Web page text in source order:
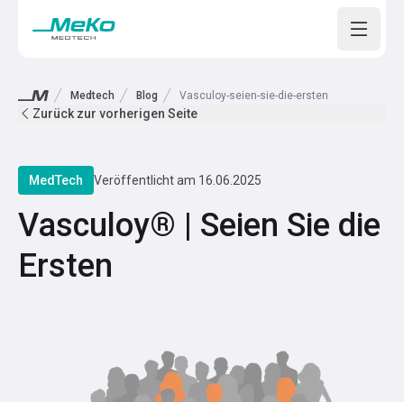
Open
Medtech Blog Vasculoy-seien-sie-die-ersten
Zurück zur vorherigen Seite
MedTech Veröffentlicht am 16.06.2025
Vasculoy® | Seien Sie die
Ersten